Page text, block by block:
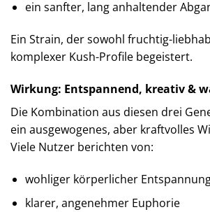
ein sanfter, lang anhaltender
Ein Strain, der sowohl fruchtig-
komplexer Kush-Profile begeistert.
Wirkung: Entspannend, kreativ &
Die Kombination aus diesen drei
ein ausgewogenes, aber kraftvolles
Viele Nutzer berichten von:
wohliger körperlicher
klarer, angenehmer Euphorie